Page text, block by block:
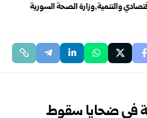
والتنمية وزارة الصحة السورية
في ضحايا سقوط